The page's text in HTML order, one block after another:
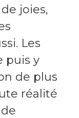
joies,
Les
puis y
de plus
réalité